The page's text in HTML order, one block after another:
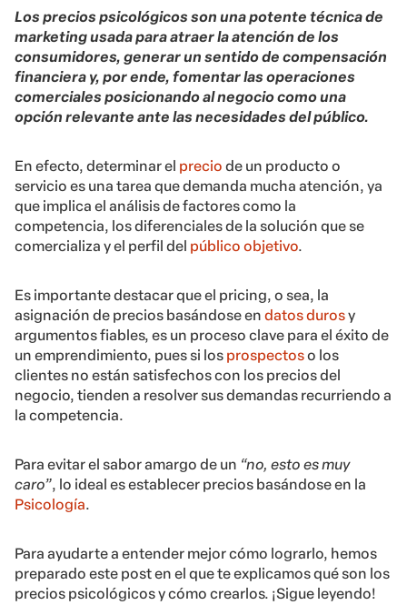
Los precios psicológicos son una potente técnica de
marketing usada para atraer la atención de los
consumidores, generar un sentido de compensación
financiera y, por ende, fomentar las operaciones
comerciales posicionando al negocio como una
opción relevante ante las necesidades del público.
En efecto, determinar el precio de un producto o
servicio es una tarea que demanda mucha atención, ya
que implica el análisis de factores como la
competencia, los diferenciales de la solución que se
comercializa y el perfil del público objetivo.
Es importante destacar que el pricing, o sea, la
asignación de precios basándose en datos durosy
argumentos fiables, es un proceso clave para el éxito de
un emprendimiento, pues si los prospectoso los
clientes no están satisfechos con los precios del
negocio, tienden a resolver sus demandas recurriendo a
la competencia.
Para evitar el sabor amargo de un “no, esto es muy
caro”, lo ideal es establecer precios basándose en la
Psicología.
Para ayudarte a entender mejor cómo lograrlo, hemos
preparado este post en el que te explicamos qué son los
precios psicológicos y cómo crearlos. ¡Sigue leyendo!